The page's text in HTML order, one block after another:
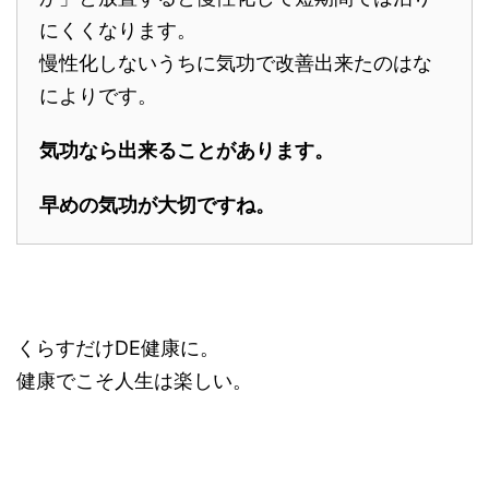
にくくなります。
慢性化しないうちに気功で改善出来たのはな
によりです。
気功なら出来ることがあります。
早めの気功が大切ですね。
くらすだけDE健康に。
健康でこそ人生は楽しい。